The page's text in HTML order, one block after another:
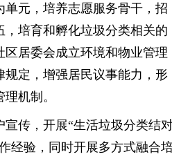
元，培养志愿服务骨干，招
培育和孵化垃圾分类相关的
居委会成立环境和物业管理
定，增强居民议事能力，形
机制。
传，开展“生活垃圾分类结
经验，同时开展多方式融合